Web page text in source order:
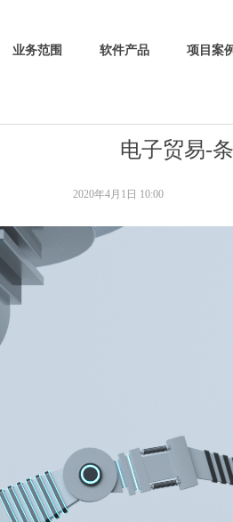
业务范围 软件产品 项目案
电子贸易-
2020年4月1日 10:00